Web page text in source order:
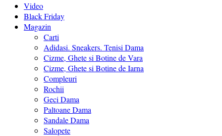
Video
Black Friday
Magazin
Carti
Adidasi. Sneakers. Tenisi Dama
Cizme, Ghete si Botine de Vara
Cizme, Ghete si Botine de Iarna
Compleuri
Rochii
Geci Dama
Paltoane Dama
Sandale Dama
Salopete